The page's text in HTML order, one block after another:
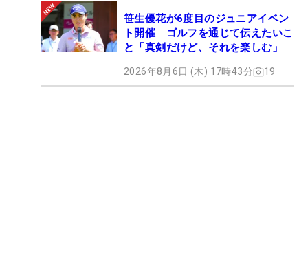
笹生優花が6度目のジュニアイベン
ト開催 ゴルフを通じて伝えたいこ
と「真剣だけど、それを楽しむ」
2026年8月6日 (木) 17時43分 19